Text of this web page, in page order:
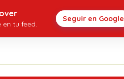
tu feed.
Seguir en Google